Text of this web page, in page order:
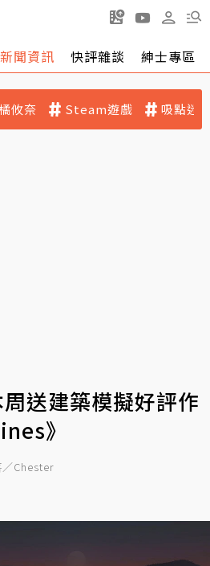
新聞資訊 快評雜談 紳士專區
攸奈 Steam遊戲 吸點迷
送建築模擬好評作
》
Chester